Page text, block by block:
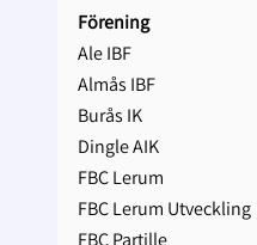
Förening
Ale IBF
Almås IBF
Burås IK
Dingle AIK
FBC Lerum
FBC Lerum Utveckling
FBC Partille